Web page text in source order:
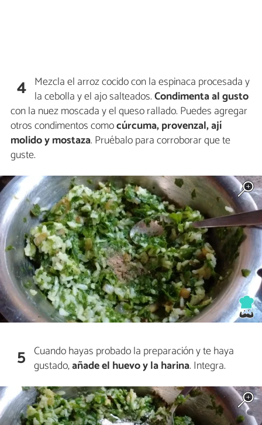
4 Mezcla el arroz cocido con la espinaca procesada y
la cebolla y el ajo salteados.Condimenta al gusto
con la nuez moscada y el queso rallado. Puedes agregar
otros condimentos comocúrcuma, provenzal, ají
molido y mostaza. Pruébalo para corroborar que te
guste.
5 Cuando hayas probado la preparación y te haya
gustado,añade el huevo y la harina. Integra.